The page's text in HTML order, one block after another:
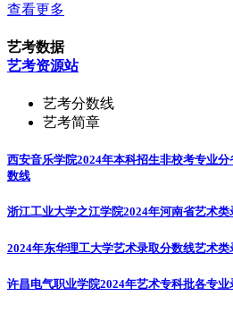
查看更多
艺考数据
艺考资源站
艺考分数线
艺考简章
西安音乐学院2024年本科招生非校考专业
数线
浙江工业大学之江学院2024年河南省艺术类
2024年东华理工大学艺术录取分数线艺术类
许昌电气职业学院2024年艺术专科批各专业